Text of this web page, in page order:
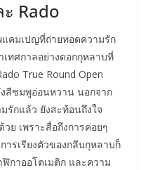
Rado
คมเปญที่ถ่ายทอดความรัก
ทศกาลอย่างดอกกุหลาบที่
True Round Open
สีชมพูอ่อนหวาน นอกจาก
รักแล้ว ยังสะท้อนถึงใจ
ย เพราะสื่อถึงการค่อยๆ
ารเรียงตัวของกลีบกุหลาบก็
กาออโตเมติก และความ